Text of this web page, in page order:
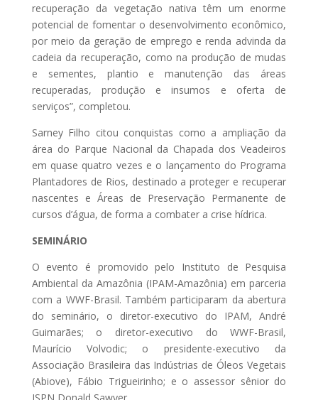
recuperação da vegetação nativa têm um enorme
potencial de fomentar o desenvolvimento econômico,
por meio da geração de emprego e renda advinda da
cadeia da recuperação, como na produção de mudas
e sementes, plantio e manutenção das áreas
recuperadas, produção e insumos e oferta de
serviços”, completou.
Sarney Filho citou conquistas como a ampliação da
área do Parque Nacional da Chapada dos Veadeiros
em quase quatro vezes e o lançamento do Programa
Plantadores de Rios, destinado a proteger e recuperar
nascentes e Áreas de Preservação Permanente de
cursos d’água, de forma a combater a crise hídrica.
SEMINÁRIO
O evento é promovido pelo Instituto de Pesquisa
Ambiental da Amazônia (IPAM-Amazônia) em parceria
com a WWF-Brasil. Também participaram da abertura
do seminário, o diretor-executivo do IPAM, André
Guimarães; o diretor-executivo do WWF-Brasil,
Maurício Volvodic; o presidente-executivo da
Associação Brasileira das Indústrias de Óleos Vegetais
(Abiove), Fábio Trigueirinho; e o assessor sênior do